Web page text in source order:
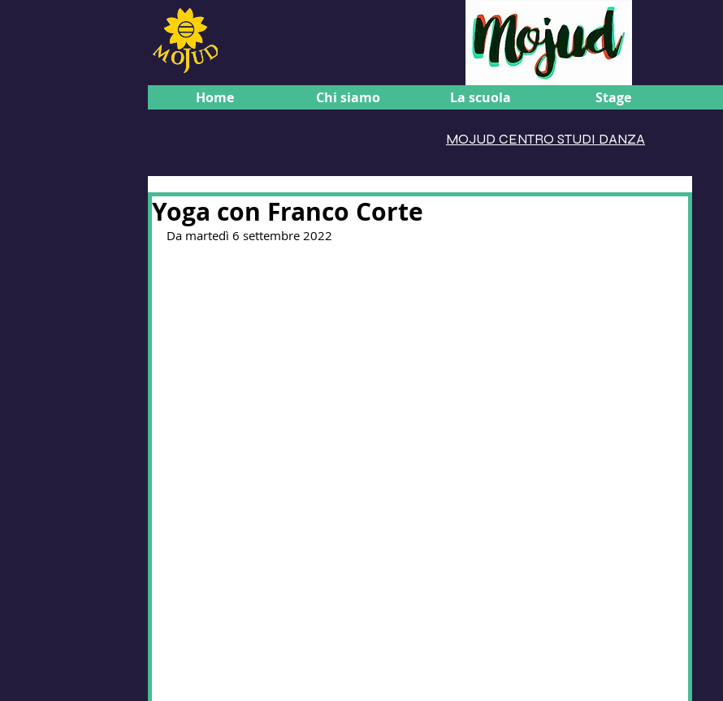
Home Chi siamo La scuola Stage
MOJUD CENTRO STUDI DANZA
Yoga con Franco Corte
Da martedì 6 settembre 2022